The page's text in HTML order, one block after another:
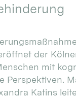
der
mit
Perspektiven.
Katins